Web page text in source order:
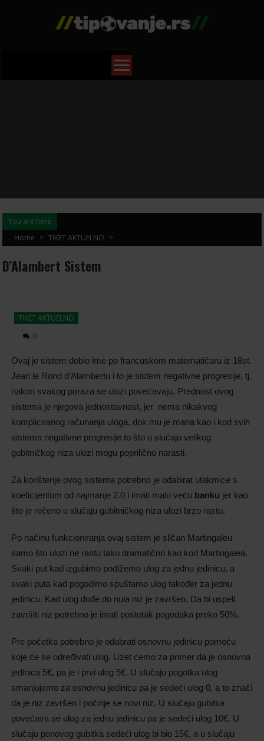
You are here
Home > TIKET AKTUELNO >
D’Alambert Sistem
TIKET AKTUELNO
0
Ovaj je sistem dobio ime po francuskom matematičaru iz 18st.
Jean le Rond d’Alambertu i to je sistem negativne progresije, tj.
nakon svakog poraza se ulozi povećavaju. Prednost ovog
sistema je njegova jednostavnost, jer nema nikakvog
kompliciranog računanja uloga, dok mu je mana kao i kod svih
sistema negativne progresije to što u slučaju velikog
gubitničkog niza ulozi mogu poprilično narasti.
Za korištenje ovog sistema potrebno je odabirat utakmice s
koeficijentom od najmanje 2.0 i imati malo veću banku jer kao
što je rečeno u slučaju gubitničkog niza ulozi brzo rastu.
Po načinu funkcioniranja ovaj sistem je sličan Martingaleu
samo što ulozi ne rastu tako dramatično kao kod Martingalea.
Svaki put kad izgubimo podižemo ulog za jednu jedinicu, a
svaki puta kad pogodimo spuštamo ulog također za jednu
jedinicu. Kad ulog dođe do nula niz je završen. Da bi uspeli
završiti niz potrebno je imati postotak pogodaka preko 50%.
Pre početka potrebno je odabrati osnovnu jedinicu pomoću
koje će se određivati ulog. Uzet ćemo za primer da je osnovna
jedinica 5€, pa je i prvi ulog 5€. U slučaju pogotka ulog
smanjujemo za osnovnu jedinicu pa je sedeći ulog 0, a to znači
da je niz završen i počinje se novi niz. U slučaju gubitka
povećava se ulog za jednu jedinicu pa je sedeći ulog 10€. U
slučaju ponovog gubitka sedeći ulog bi bio 15€, a u slučaju